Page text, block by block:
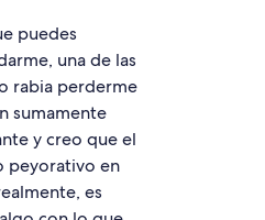
puedes
una de las
rabia perderme
sumamente
y creo que el
peyorativo en
es